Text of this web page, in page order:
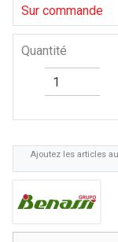
Ajoutez les articles
Sur commande
Quantité